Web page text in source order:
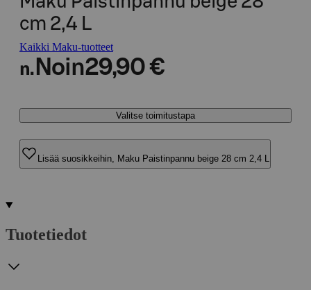
cm 2,4 L
Kaikki Maku-tuotteet
n. Noin29,90 €
Valitse toimitustapa
Lisää suosikkeihin, Maku Paistinpannu beige 28 cm 2,4 L
Tuotetiedot